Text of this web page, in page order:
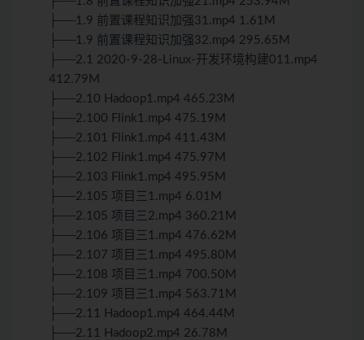
├──1.9 前置课程知识加强31.mp4 1.61M
├──1.9 前置课程知识加强32.mp4 295.65M
├──2.1 2020-9-28-Linux-开发环境构建011.mp4
412.79M
├──2.10 Hadoop1.mp4 465.23M
├──2.100 Flink1.mp4 475.19M
├──2.101 Flink1.mp4 411.43M
├──2.102 Flink1.mp4 475.97M
├──2.103 Flink1.mp4 495.95M
├──2.105 项目三1.mp4 6.01M
├──2.105 项目三2.mp4 360.21M
├──2.106 项目三1.mp4 476.62M
├──2.107 项目三1.mp4 495.80M
├──2.108 项目三1.mp4 700.50M
├──2.109 项目三1.mp4 563.71M
├──2.11 Hadoop1.mp4 464.44M
├──2.11 Hadoop2.mp4 26.78M